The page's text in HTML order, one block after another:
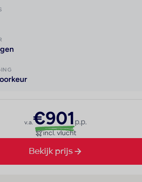
v.a.€901 p.p.
incl. vlucht
Bekijk prijs